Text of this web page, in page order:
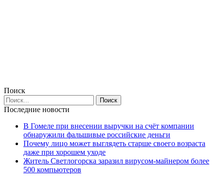
Поиск
Последние новости
В Гомеле при внесении выручки на счёт компании
обнаружили фальшивые российские деньги
Почему лицо может выглядеть старше своего возраста
даже при хорошем уходе
Житель Светлогорска заразил вирусом-майнером более
500 компьютеров